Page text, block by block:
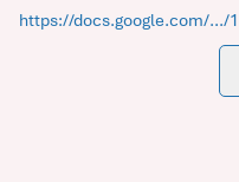
https://docs.google.com/.../